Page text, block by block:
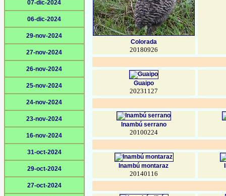
07-dic-2024
06-dic-2024
29-nov-2024
27-nov-2024
26-nov-2024
25-nov-2024
24-nov-2024
23-nov-2024
16-nov-2024
31-oct-2024
29-oct-2024
27-oct-2024
Colorada
20180926
Guaipo
20231127
Inambú serrano
20100224
Inambú montaraz
20140116